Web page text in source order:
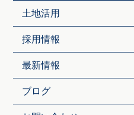
土地活用
採用情報
最新情報
ブログ